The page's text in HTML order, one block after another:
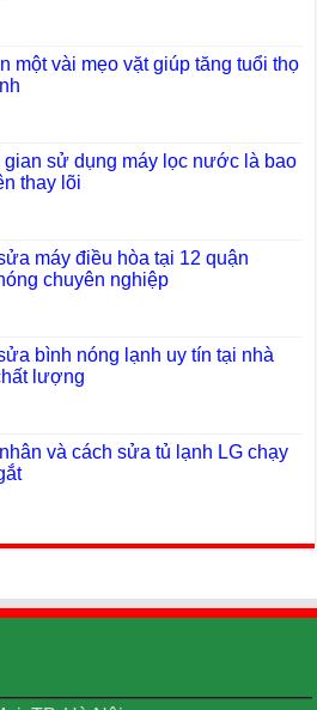
một vài mẹo vặt giúp tăng tuổi thọ
gian sử dụng máy lọc nước là bao
thay lõi
máy điều hòa tại 12 quận
chuyên nghiệp
bình nóng lạnh uy tín tại nhà
lượng
và cách sửa tủ lạnh LG chạy